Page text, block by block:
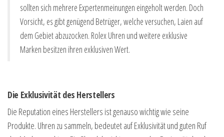
sollten sich mehrere Expertenmeinungen eingeholt werden. Doch
Vorsicht, es gibt genügend Betrüger, welche versuchen, Laien auf
dem Gebiet abzuzocken. Rolex Uhren und weitere exklusive
Marken besitzen ihren exklusiven Wert.
Die Exklusivität des Herstellers
Die Reputation eines Herstellers ist genauso wichtig wie seine
Produkte. Uhren zu sammeln, bedeutet auf Exklusivität und guten Ruf